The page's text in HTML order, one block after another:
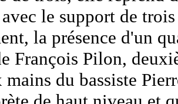
le support de
la présence d'un
François Pilon,
mains du bassiste